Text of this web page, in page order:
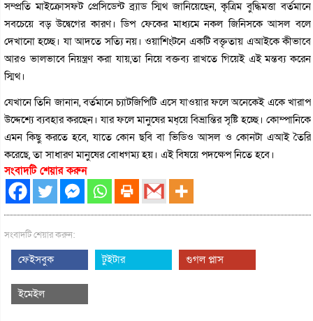
সম্প্রতি মাইক্রোসফট প্রেসিডেন্ট ব্র্যাড স্মিথ জানিয়েছেন, কৃত্রিম বুদ্ধিমত্তা বর্তমানে
সবচেয়ে বড় উদ্বেগের কারণ। ডিপ ফেকের মাধ্যমে নকল জিনিসকে আসল বলে
দেখানো হচ্ছে। যা আদতে সত্যি নয়। ওয়াশিংটনে একটি বক্তৃতায় এআইকে কীভাবে
আরও ভালভাবে নিয়ন্ত্রণ করা যায়,তা নিয়ে বক্তব্য রাখতে গিয়েই এই মন্তব্য করেন
স্মিথ।
যেখানে তিনি জানান, বর্তমানে চ্যাটজিপিটি এসে যাওয়ার ফলে অনেকেই একে খারাপ
উদ্দেশ্যে ব্যবহার করছেন। যার ফলে মানুষের মধ্য়ে বিভ্রান্তির সৃষ্টি হচ্ছে। কোম্পানিকে
এমন কিছু করতে হবে, যাতে কোন ছবি বা ভিডিও আসল ও কোনটা এআই তৈরি
করেছে, তা সাধারণ মানুষের বোধগম্য হয়। এই বিষয়ে পদক্ষেপ নিতে হবে।
সংবাদটি শেয়ার করুন
সংবাদটি শেয়ার করুন:
ফেইসবুক টুইটার গুগল প্লাস
ইমেইল